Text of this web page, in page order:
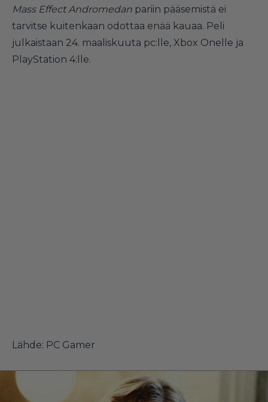
Mass Effect Andromedan pariin pääsemistä ei
tarvitse kuitenkaan odottaa enää kauaa. Peli
julkaistaan 24. maaliskuuta pc:lle, Xbox Onelle ja
PlayStation 4:lle.
Lähde: PC Gamer